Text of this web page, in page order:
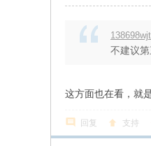
不建议
这方面也在看，就
回复 支持